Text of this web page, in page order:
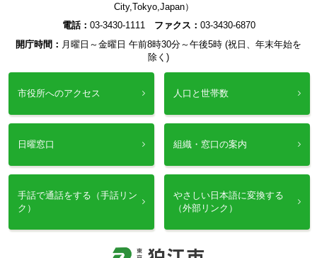
City,Tokyo,Japan）
電話： 03-3430-1111 ファクス： 03-3430-6870
開庁時間： 月曜日～金曜日 午前8時30分～午後5時 (祝日、年末年始を
除く)
市役所へのアクセス 人口と世帯数
日曜窓口 組織・窓口の案内
手話で通話をする（手話リン
ク）
やさしい日本語に変換する
（外部リンク）